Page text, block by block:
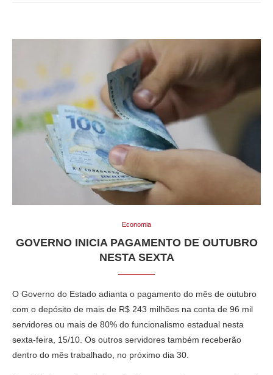
Economia
GOVERNO INICIA PAGAMENTO DE OUTUBRO
NESTA SEXTA
O Governo do Estado adianta o pagamento do mês de outubro
com o depósito de mais de R$ 243 milhões na conta de 96 mil
servidores ou mais de 80% do funcionalismo estadual nesta
sexta-feira, 15/10. Os outros servidores também receberão
dentro do mês trabalhado, no próximo dia 30.